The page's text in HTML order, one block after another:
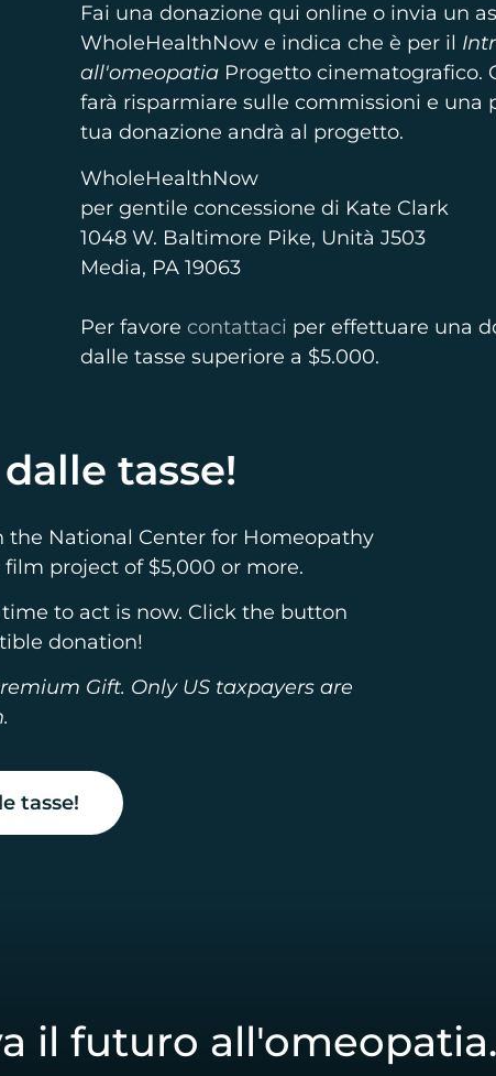
Fai una donazione qui online o invia un
WholeHealthNow e indica che è per il
all'omeopatiaProgetto cinematografico.
farà risparmiare sulle commissioni e una
tua donazione andrà al progetto.
WholeHealthNow
per gentile concessione di Kate Clark
1048 W. Baltimore Pike, Unità J503
Media, PA 19063
Per favore contattaci per effettuare una
dalle tasse superiore a $5.000.
tasse!
National Center for Homeopathy
project of $5,000 or more.
to act is now. Click the button
donation!
Gift. Only US taxpayers are
tasse!
il futuro all'omeopatia.